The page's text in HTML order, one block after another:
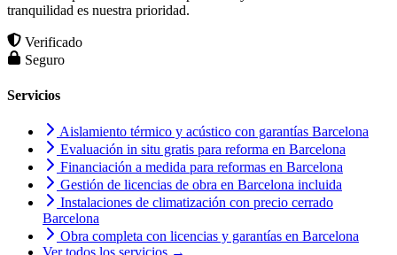
tranquilidad es nuestra prioridad.
Verificado
Seguro
Servicios
Aislamiento térmico y acústico con garantías Barcelona
Evaluación in situ gratis para reforma en Barcelona
Financiación a medida para reformas en Barcelona
Gestión de licencias de obra en Barcelona incluida
Instalaciones de climatización con precio cerrado
Barcelona
Obra completa con licencias y garantías en Barcelona
Ver todos los servicios →